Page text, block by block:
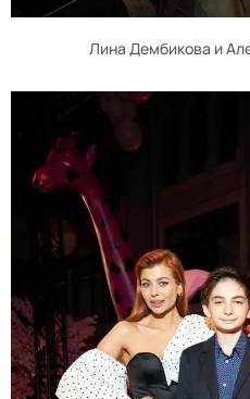
Лина Дембикова и